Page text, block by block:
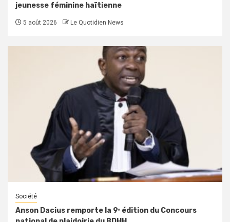
jeunesse féminine haïtienne
5 août 2026 Le Quotidien News
Société
Anson Dacius remporte la 9ᵉ édition du Concours